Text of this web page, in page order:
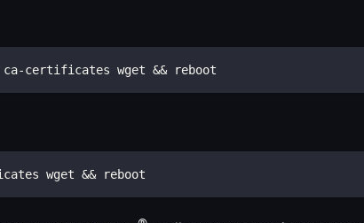
certificates wget && reboot
wget && reboot